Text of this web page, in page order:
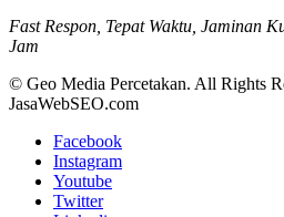
Fast Respon, Tepat Waktu, Jaminan
Jam
© Geo Media Percetakan. All Rights
JasaWebSEO.com
Facebook
Instagram
Youtube
Twitter